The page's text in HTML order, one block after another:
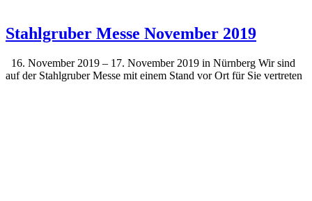
Stahlgruber Messe November 2019
16. November 2019 – 17. November 2019 in Nürnberg Wir sind
auf der Stahlgruber Messe mit einem Stand vor Ort für Sie vertreten